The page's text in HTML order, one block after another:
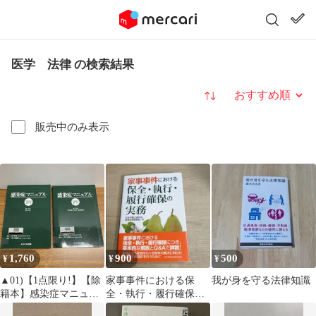
医学 法律 の検索結果
販売中のみ表示
並び替え
¥1,760
▲01)【1点限り!】【除
籍本】感染症マニュア
¥900
家事事件における保
全・執行・履行確保の
実務
¥500
我が身を守る法律知識